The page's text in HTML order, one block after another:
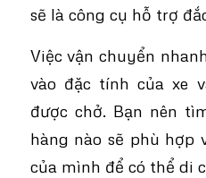
sẽ là công cụ hỗ trợ
Việc vận chuyển
vào đặc tính của xe
được chở. Bạn nên
hàng nào sẽ phù hợp
của mình để có thể di